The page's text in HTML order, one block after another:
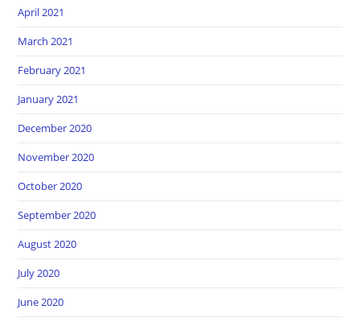
April 2021
March 2021
February 2021
January 2021
December 2020
November 2020
October 2020
September 2020
August 2020
July 2020
June 2020